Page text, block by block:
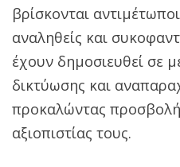
βρίσκονται
αναληθείς και
έχουν δημοσιευθεί σε
δικτύωσης και
προκαλώντας
αξιοπιστίας τους.